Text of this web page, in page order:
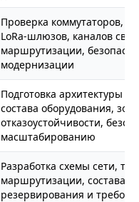
Проверка коммутаторов,
LoRa-шлюзов, каналов
маршрутизации,
модернизации
Подготовка архитектуры
состава оборудования,
отказоустойчивости,
масштабированию
Разработка схемы сети,
маршрутизации, состава
резервирования и